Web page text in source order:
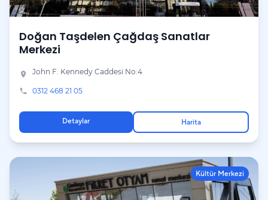
Doğan Taşdelen Çağdaş Sanatlar
Merkezi
place John F. Kennedy Caddesi No:4
phone 0312 468 21 05
Detaylar Harita
Kültür Merkezi